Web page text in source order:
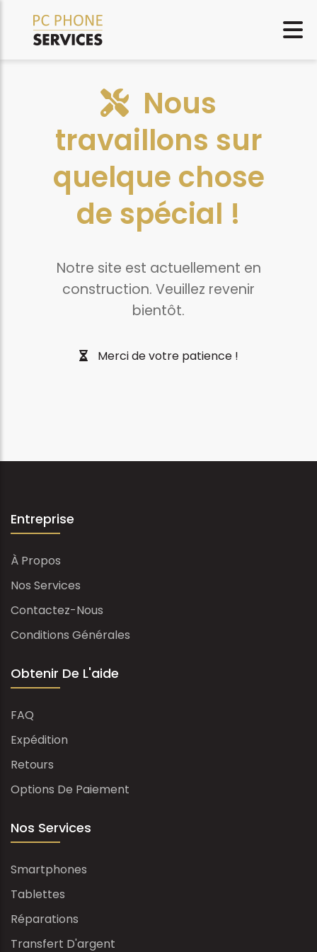
Nous
travaillons sur
quelque chose
de spécial !
Notre site est actuellement en
construction. Veuillez revenir
bientôt.
Merci de votre patience !
Entreprise
À Propos
Nos Services
Contactez-Nous
Conditions Générales
Obtenir De L'aide
FAQ
Expédition
Retours
Options De Paiement
Nos Services
Smartphones
Tablettes
Réparations
Transfert D'argent